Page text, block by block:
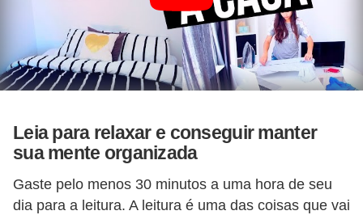
Leia para relaxar e conseguir manter
sua mente organizada
Gaste pelo menos 30 minutos a uma hora de seu
dia para a leitura. A leitura é uma das coisas que vai